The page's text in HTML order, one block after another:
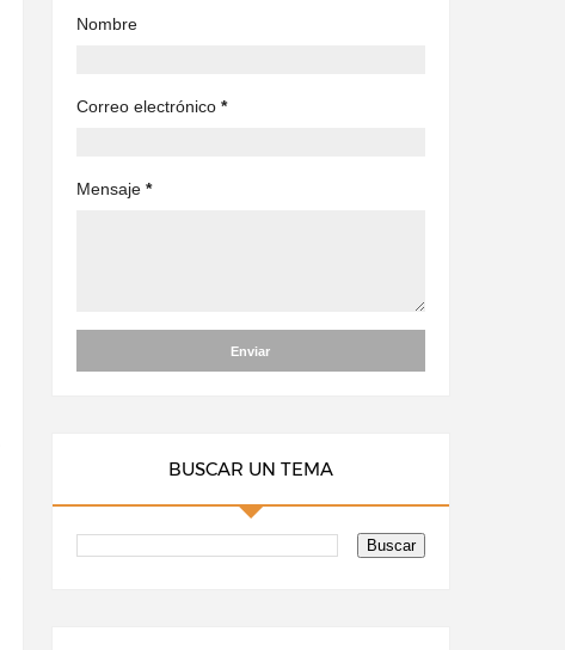
Nombre
Correo electrónico *
Mensaje *
BUSCAR UN TEMA